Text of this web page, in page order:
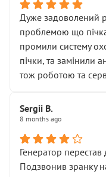
Дуже задоволений
проблемою що
промили систему
пічки, та замінили
тож роботою та
Sergii B.
8 months ago
Генератор
Подзвонив зранку